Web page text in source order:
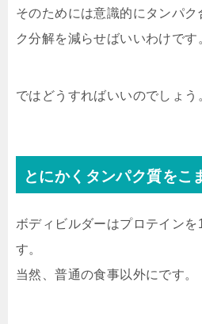
そのためには意識的にタンパ
ク分解を減らせばいいわけです
ではどうすればいいのでしょう
とにかくタンパク質をこ
ボディビルダーはプロテインを
す。
当然、普通の食事以外にです。